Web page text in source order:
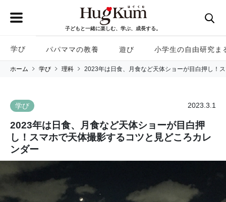
子どもと一緒に楽しむ、学ぶ、成長する。
学び パパママの教養 遊び 小学生の自由研究ま
ホーム 学び 理科 2023年は日食、月食など天体ショーが目白押し！
学び 2023.3.1
2023年は日食、月食など天体ショーが目白押
し！スマホで天体撮影するコツと見どころカレ
ンダー